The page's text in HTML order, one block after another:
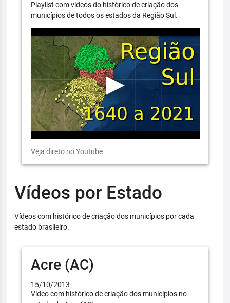
Playlist com vídeos do histórico de criação dos
municípios de todos os estados da Região Sul.
Veja direto no Youtube
Vídeos por Estado
Vídeos com histórico de criação dos municípios por cada
estado brasileiro.
Acre (AC)
15/10/2013
Vídeo com histórico de criação dos municípios no